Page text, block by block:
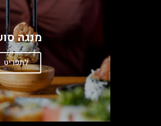
מנגה
לתפריט